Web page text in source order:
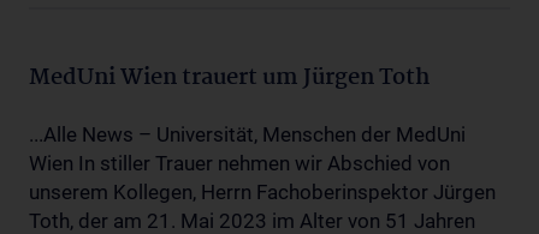
MedUni Wien trauert um Jürgen Toth
...Alle News – Universität, Menschen der MedUni
Wien In stiller Trauer nehmen wir Abschied von
unserem Kollegen, Herrn Fachoberinspektor Jürgen
Toth, der am 21. Mai 2023 im Alter von 51 Jahren